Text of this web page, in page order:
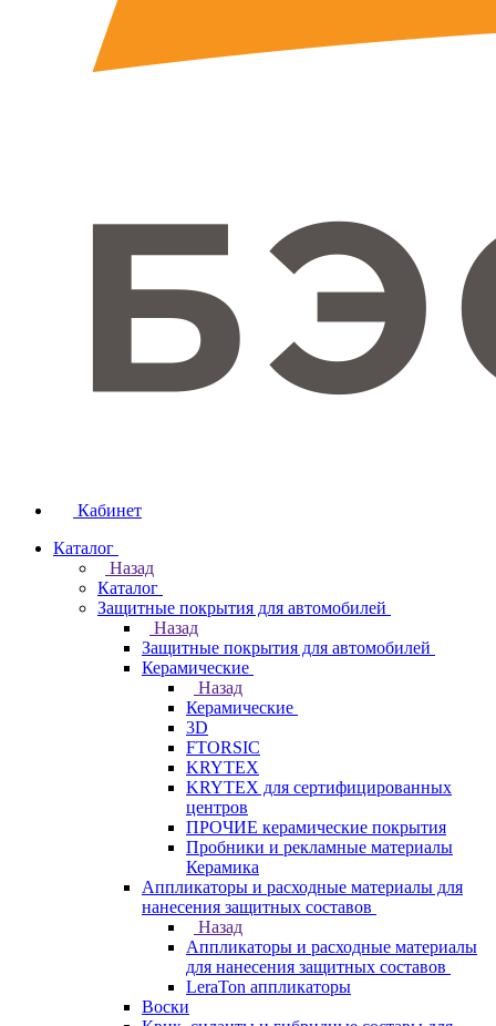
Кабинет
Каталог
Назад
Каталог
Защитные покрытия для автомобилей
Назад
Защитные покрытия для автомобилей
Керамические
Назад
Керамические
3D
FTORSIC
KRYTEX
KRYTEX для сертифицированных
центров
ПРОЧИЕ керамические покрытия
Пробники и рекламные материалы
Керамика
Аппликаторы и расходные материалы для
нанесения защитных составов
Назад
Аппликаторы и расходные материалы
для нанесения защитных составов
LeraTon аппликаторы
Воски